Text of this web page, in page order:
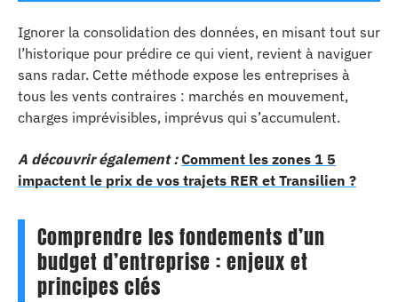
Ignorer la consolidation des données, en misant tout sur
l’historique pour prédire ce qui vient, revient à naviguer
sans radar. Cette méthode expose les entreprises à
tous les vents contraires : marchés en mouvement,
charges imprévisibles, imprévus qui s’accumulent.
A découvrir également : Comment les zones 1 5
impactent le prix de vos trajets RER et Transilien ?
Comprendre les fondements d’un
budget d’entreprise : enjeux et
principes clés